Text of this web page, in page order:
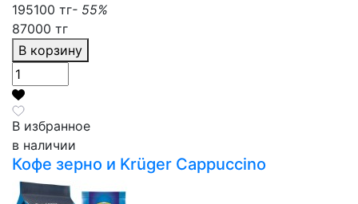
195100 тг- 55%
87000 тг
В корзину
В избранное
в наличии
Кофе зерно и Krüger Cappuccino